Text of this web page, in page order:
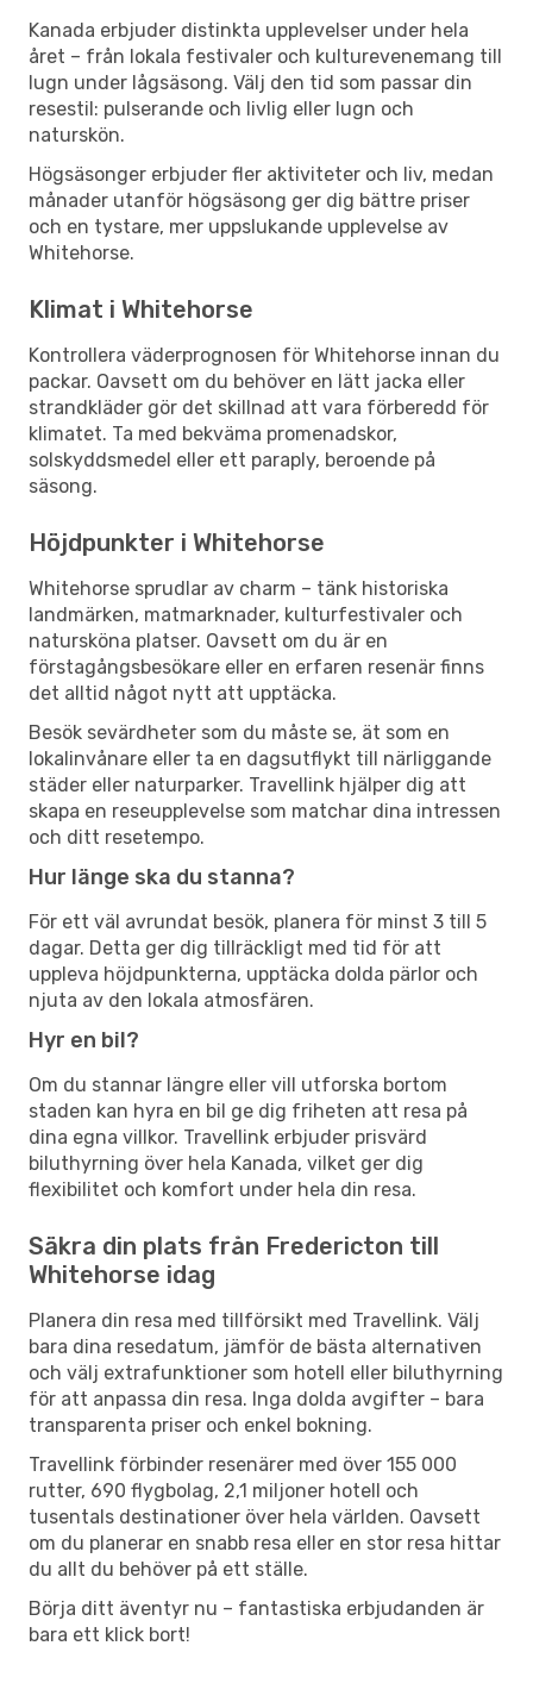
Kanada erbjuder distinkta upplevelser under hela
året – från lokala festivaler och kulturevenemang till
lugn under lågsäsong. Välj den tid som passar din
resestil: pulserande och livlig eller lugn och
naturskön.
Högsäsonger erbjuder fler aktiviteter och liv, medan
månader utanför högsäsong ger dig bättre priser
och en tystare, mer uppslukande upplevelse av
Whitehorse.
Klimat i Whitehorse
Kontrollera väderprognosen för Whitehorse innan du
packar. Oavsett om du behöver en lätt jacka eller
strandkläder gör det skillnad att vara förberedd för
klimatet. Ta med bekväma promenadskor,
solskyddsmedel eller ett paraply, beroende på
säsong.
Höjdpunkter i Whitehorse
Whitehorse sprudlar av charm – tänk historiska
landmärken, matmarknader, kulturfestivaler och
natursköna platser. Oavsett om du är en
förstagångsbesökare eller en erfaren resenär finns
det alltid något nytt att upptäcka.
Besök sevärdheter som du måste se, ät som en
lokalinvånare eller ta en dagsutflykt till närliggande
städer eller naturparker. Travellink hjälper dig att
skapa en reseupplevelse som matchar dina intressen
och ditt resetempo.
Hur länge ska du stanna?
För ett väl avrundat besök, planera för minst 3 till 5
dagar. Detta ger dig tillräckligt med tid för att
uppleva höjdpunkterna, upptäcka dolda pärlor och
njuta av den lokala atmosfären.
Hyr en bil?
Om du stannar längre eller vill utforska bortom
staden kan hyra en bil ge dig friheten att resa på
dina egna villkor. Travellink erbjuder prisvärd
biluthyrning över hela Kanada, vilket ger dig
flexibilitet och komfort under hela din resa.
Säkra din plats från Fredericton till
Whitehorse idag
Planera din resa med tillförsikt med Travellink. Välj
bara dina resedatum, jämför de bästa alternativen
och välj extrafunktioner som hotell eller biluthyrning
för att anpassa din resa. Inga dolda avgifter – bara
transparenta priser och enkel bokning.
Travellink förbinder resenärer med över 155 000
rutter, 690 flygbolag, 2,1 miljoner hotell och
tusentals destinationer över hela världen. Oavsett
om du planerar en snabb resa eller en stor resa hittar
du allt du behöver på ett ställe.
Börja ditt äventyr nu – fantastiska erbjudanden är
bara ett klick bort!